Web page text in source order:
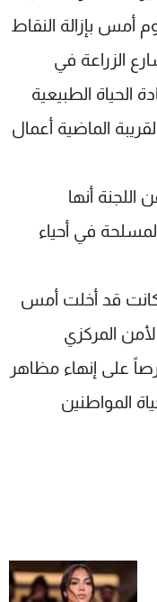
أمس بإزالة النقاط
الزراعة في
الحياة الطبيعية
الماضية أعمال
اللجنة أنها
في أحياء
كانت قد أخلت أمس
المركزي
على إنهاء مظاهر
المواطنين